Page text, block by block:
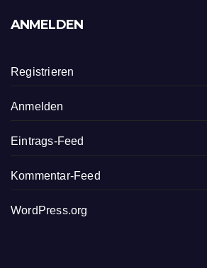
ANMELDEN
Registrieren
Anmelden
Eintrags-Feed
Kommentar-Feed
WordPress.org